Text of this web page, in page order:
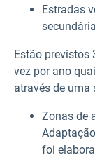
Estradas
Estão previstos
vez por ano
através de uma
Zonas de
foi